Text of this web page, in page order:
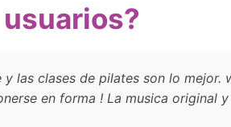
las clases de pilates son lo mejor.
en forma ! La musica original